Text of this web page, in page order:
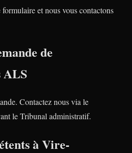
et nous vous contactons
de
ALS
Contactez nous via le
le Tribunal administratif.
à Vire-